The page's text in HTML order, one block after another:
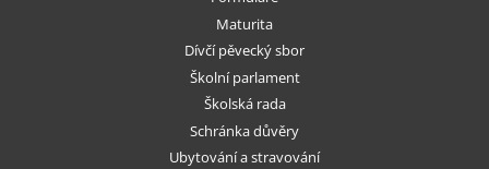
Maturita
Dívčí pěvecký sbor
Školní parlament
Školská rada
Schránka důvěry
Ubytování a stravování